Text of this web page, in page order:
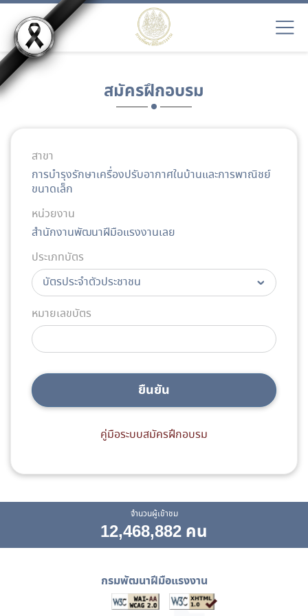
สมัครฝึกอบรม
สาขา
การบำรุงรักษาเครื่องปรับอากาศในบ้านและการพาณิชย์
ขนาดเล็ก
หน่วยงาน
สำนักงานพัฒนาฝีมือแรงงานเลย
ประเภทบัตร
หมายเลขบัตร
ยืนยัน
คู่มือระบบสมัครฝึกอบรม
จำนวนผู้เข้าชม
12,468,882 คน
กรมพัฒนาฝีมือแรงงาน